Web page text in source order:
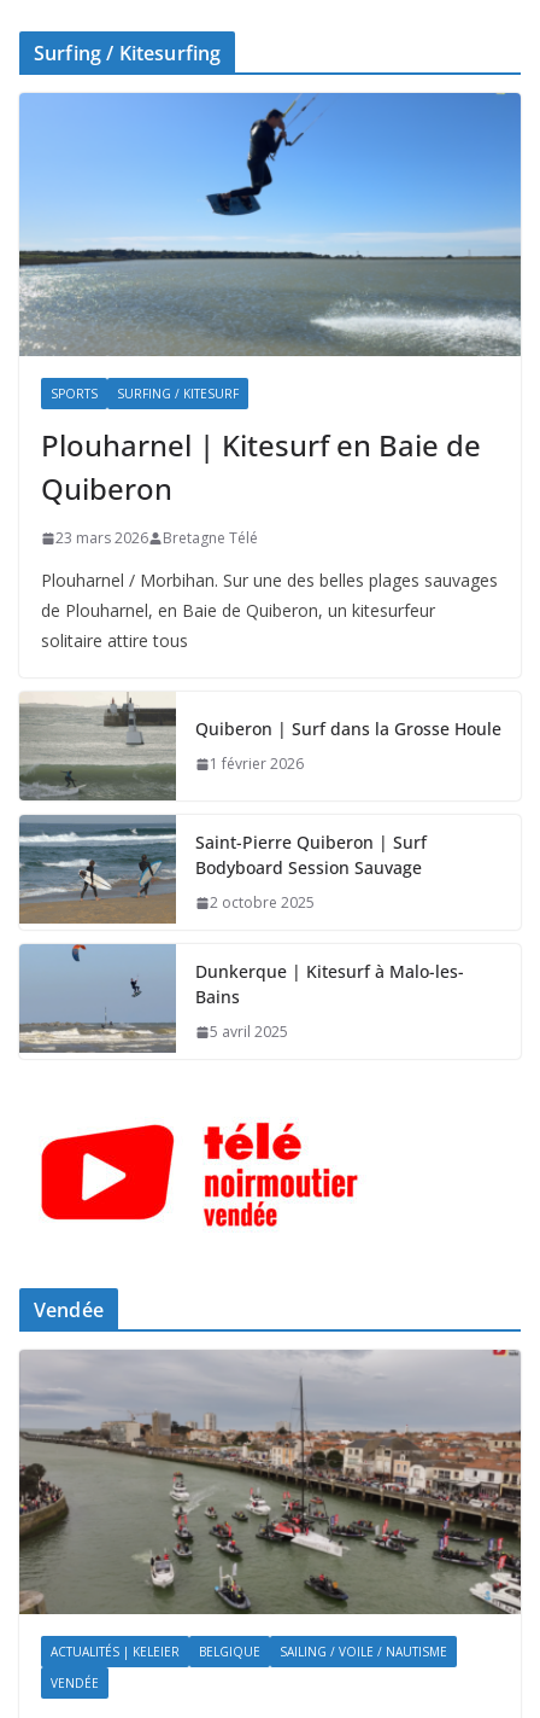
Surfing / Kitesurfing
SPORTS SURFING / KITESURF
Plouharnel | Kitesurf en Baie de
Quiberon
23 mars 2026 Bretagne Télé
Plouharnel / Morbihan. Sur une des belles plages sauvages
de Plouharnel, en Baie de Quiberon, un kitesurfeur
solitaire attire tous
Quiberon | Surf dans la Grosse Houle
1 février 2026
Saint-Pierre Quiberon | Surf
Bodyboard Session Sauvage
2 octobre 2025
Dunkerque | Kitesurf à Malo-les-
Bains
5 avril 2025
Vendée
ACTUALITÉS | KELEIER BELGIQUE
SAILING / VOILE / NAUTISME
VENDÉE